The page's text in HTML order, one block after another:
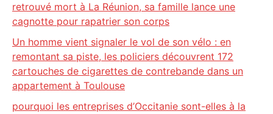
retrouvé mort à La Réunion, sa famille lance une
cagnotte pour rapatrier son corps
Un homme vient signaler le vol de son vélo : en
remontant sa piste, les policiers découvrent 172
cartouches de cigarettes de contrebande dans un
appartement à Toulouse
pourquoi les entreprises d’Occitanie sont-elles à la